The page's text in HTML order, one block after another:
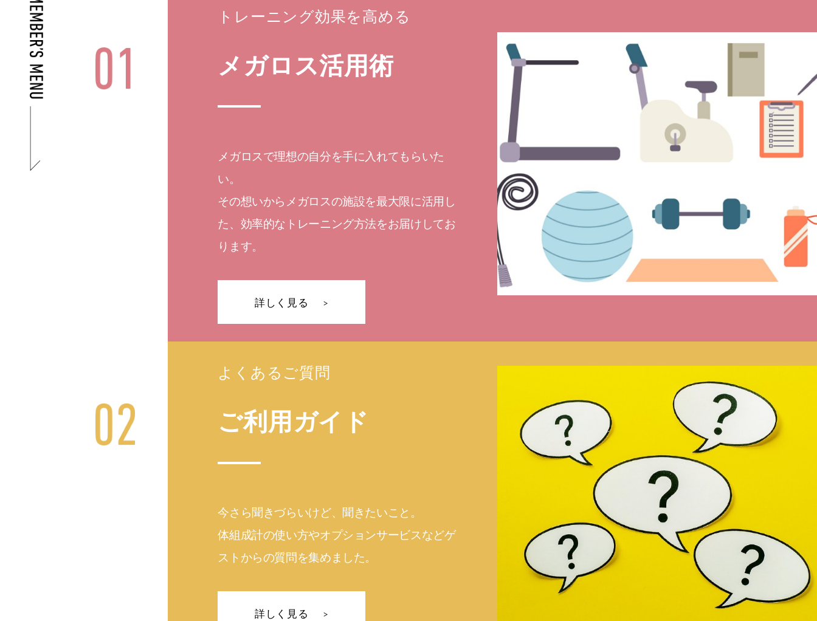
トレーニング効果を高める
メガロス活用術
メガロスで理想の自分を手に入れてもらいた
い。
その想いからメガロスの施設を最大限に活用し
た、効率的なトレーニング方法をお届けしてお
ります。
詳しく見る
よくあるご質問
ご利用ガイド
今さら聞きづらいけど、聞きたいこと。
体組成計の使い方やオプションサービスなどゲ
ストからの質問を集めました。
詳しく見る